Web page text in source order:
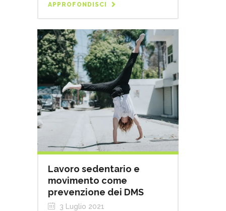
APPROFONDISCI
Lavoro sedentario e
movimento come
prevenzione dei DMS
3 Luglio 2021